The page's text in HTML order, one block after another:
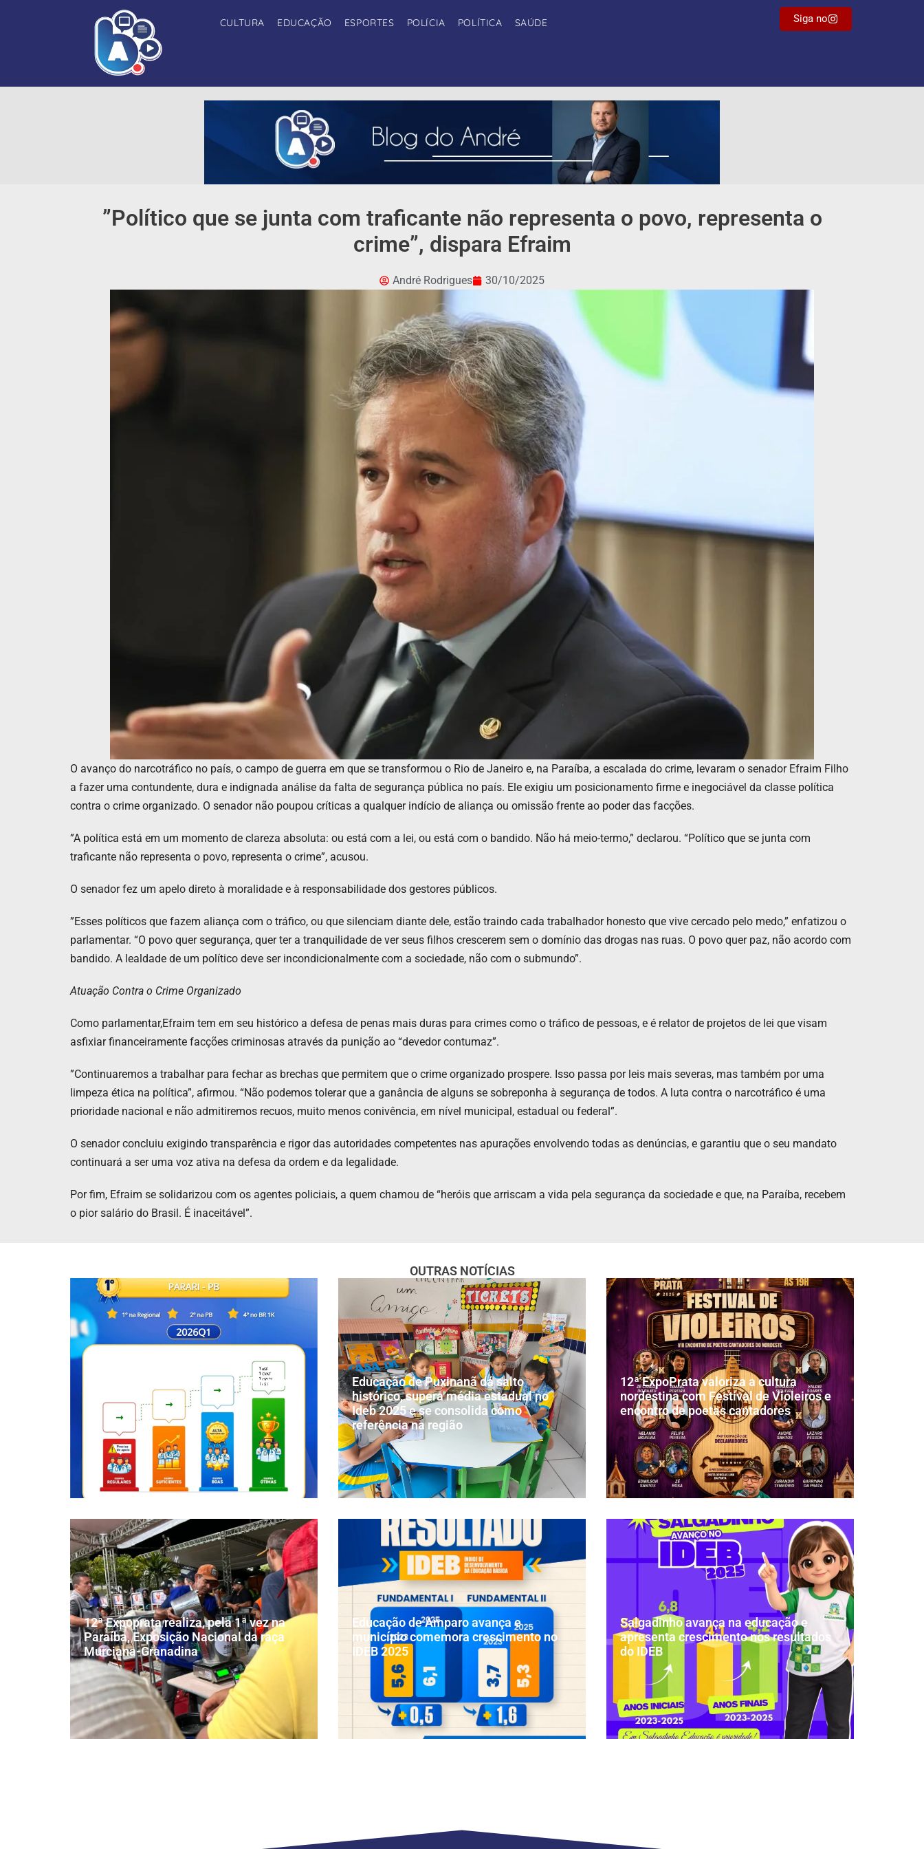
CULTURA EDUCAÇÃO ESPORTES POLÍCIA POLÍTICA SAÚDE Siga no
​”Político que se junta com traficante não representa o povo, representa o
crime”, dispara Efraim
André Rodrigues 30/10/2025
O avanço do narcotráfico no país, o campo de guerra em que se transformou o Rio de Janeiro e, na Paraíba, a escalada do crime, levaram o senador Efraim Filho
a fazer uma contundente, dura e indignada análise da falta de segurança pública no país. Ele exigiu um posicionamento firme e inegociável da classe política
contra o crime organizado. O senador não poupou críticas a qualquer indício de aliança ou omissão frente ao poder das facções.
​”A política está em um momento de clareza absoluta: ou está com a lei, ou está com o bandido. Não há meio-termo,” declarou. “Político que se junta com
traficante não representa o povo, representa o crime”, acusou.
​O senador fez um apelo direto à moralidade e à responsabilidade dos gestores públicos.
​”Esses políticos que fazem aliança com o tráfico, ou que silenciam diante dele, estão traindo cada trabalhador honesto que vive cercado pelo medo,” enfatizou o
parlamentar. “O povo quer segurança, quer ter a tranquilidade de ver seus filhos crescerem sem o domínio das drogas nas ruas. O povo quer paz, não acordo com
bandido. A lealdade de um político deve ser incondicionalmente com a sociedade, não com o submundo”.
​Atuação Contra o Crime Organizado
Como parlamentar,​Efraim tem em seu histórico a defesa de penas mais duras para crimes como o tráfico de pessoas, e é relator de projetos de lei que visam
asfixiar financeiramente facções criminosas através da punição ao “devedor contumaz”.
​”Continuaremos a trabalhar para fechar as brechas que permitem que o crime organizado prospere. Isso passa por leis mais severas, mas também por uma
limpeza ética na política”, afirmou. “Não podemos tolerar que a ganância de alguns se sobreponha à segurança de todos. A luta contra o narcotráfico é uma
prioridade nacional e não admitiremos recuos, muito menos conivência, em nível municipal, estadual ou federal”.​
O senador concluiu exigindo transparência e rigor das autoridades competentes nas apurações envolvendo todas as denúncias, e garantiu que o seu mandato
continuará a ser uma voz ativa na defesa da ordem e da legalidade.
Por fim, Efraim se solidarizou com os agentes policiais, a quem chamou de “heróis que arriscam a vida pela segurança da sociedade e que, na Paraíba, recebem
o pior salário do Brasil. É inaceitável”.
OUTRAS NOTÍCIAS
Parari é destaque na Atenção Primária
Educação de Puxinanã dá salto
histórico, supera média estadual no
Ideb 2025 e se consolida como
referência na região
12ª ExpoPrata valoriza a cultura
nordestina com Festival de Violeiros e
encontro de poetas cantadores
12ª Expoprata realiza, pela 1ª vez na
Paraíba, Exposição Nacional da raça
Murciana-Granadina
Educação de Amparo avança e
município comemora crescimento no
IDEB 2025
Salgadinho avança na educação e
apresenta crescimento nos resultados
do IDEB